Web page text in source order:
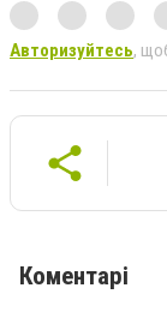
Авторизуйтесь,
Коментарі